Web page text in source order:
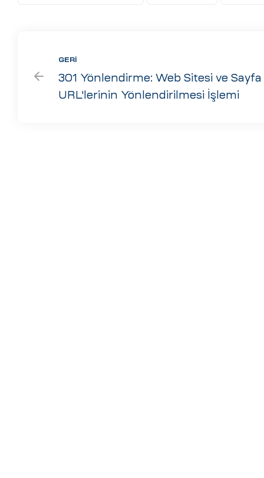
GERI
301 Yönlendirme: Web Sitesi ve Sayfa
URL'lerinin Yönlendirilmesi İşlemi